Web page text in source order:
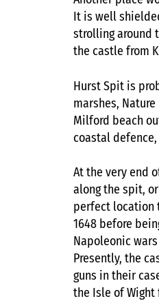
It is well
strolling around
the castle from
Hurst Spit is
marshes,
Milford beach
coastal
At the very end
along the spit,
perfect location
1648 before
Napoleonic
Presently, the
guns in their
the Isle of